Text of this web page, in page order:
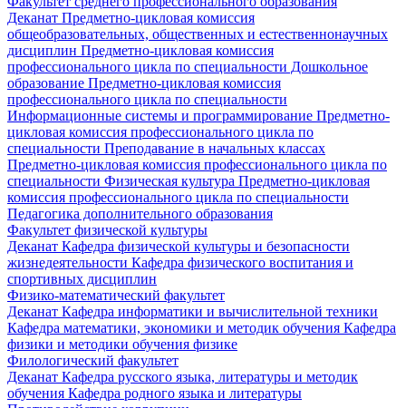
Деканат Предметно-цикловая комиссия
общеобразовательных, общественных и естественнонаучных
дисциплин Предметно-цикловая комиссия
профессионального цикла по специальности Дошкольное
образование Предметно-цикловая комиссия
профессионального цикла по специальности
Информационные системы и программирование Предметно-
цикловая комиссия профессионального цикла по
специальности Преподавание в начальных классах
Предметно-цикловая комиссия профессионального цикла по
специальности Физическая культура Предметно-цикловая
комиссия профессионального цикла по специальности
Педагогика дополнительного образования
Факультет физической культуры
Деканат Кафедра физической культуры и безопасности
жизнедеятельности Кафедра физического воспитания и
спортивных дисциплин
Физико-математический факультет
Деканат Кафедра информатики и вычислительной техники
Кафедра математики, экономики и методик обучения Кафедра
физики и методики обучения физике
Филологический факультет
Деканат Кафедра русского языка, литературы и методик
обучения Кафедра родного языка и литературы